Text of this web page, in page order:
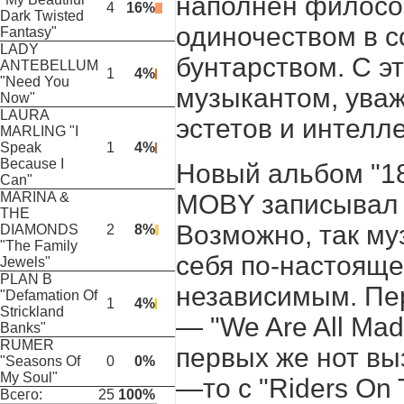
Dark Twisted
Fantasy"
4 16%
LADY
ANTEBELLUM
"Need You
Now"
1 4%
LAURA
MARLING "I
Speak
Because I
Can"
1 4%
MARINA &
THE
DIAMONDS
"The Family
Jewels"
2 8%
PLAN B
"Defamation Of
Strickland
Banks"
1 4%
RUMER
"Seasons Of
My Soul"
0 0%
Всего: 25 100%
одиночеством в
бунтарством. С
музыкантом,
эстетов и
Новый альбом
MOBY
Возможно, так
себя по-
независимым.
— "We Are All
первых же нот
—то с "Riders On